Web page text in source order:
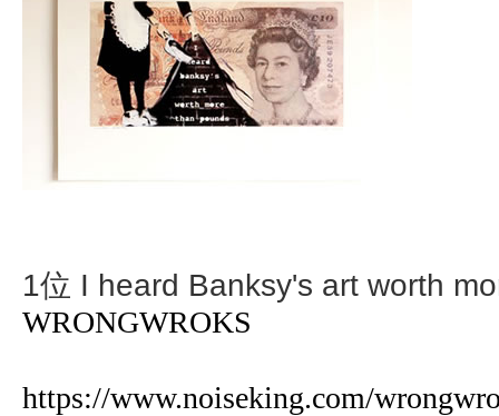
1位 I heard Banksy's art worth
WRONGWROKS
https://www.noiseking.com/